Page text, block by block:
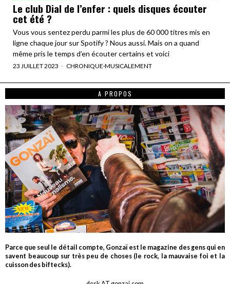
Le club Dial de l’enfer : quels disques écouter
cet été ?
Vous vous sentez perdu parmi les plus de 60 000 titres mis en
ligne chaque jour sur Spotify ? Nous aussi. Mais on a quand
même pris le temps d’en écouter certains et voici
23 JUILLET 2023 CHRONIQUE·MUSICALEMENT
A PROPOS
Parce que seul le détail compte, Gonzaï est le magazine des gens qui en
savent beaucoup sur très peu de choses (le rock, la mauvaise foi et la
cuisson des biftecks).